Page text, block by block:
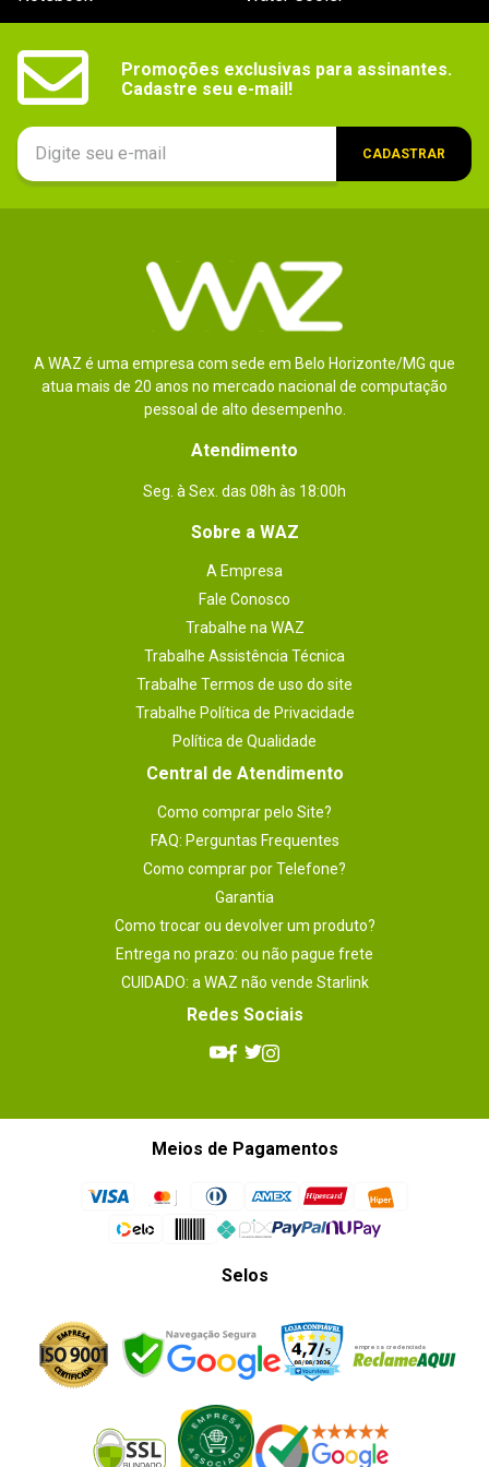
Promoções exclusivas para assinantes.
Cadastre seu e-mail!
CADASTRAR
A WAZ é uma empresa com sede em Belo Horizonte/MG que
atua mais de 20 anos no mercado nacional de computação
pessoal de alto desempenho.
Atendimento
Seg. à Sex. das 08h às 18:00h
Sobre a WAZ
A Empresa
Fale Conosco
Trabalhe na WAZ
Trabalhe Assistência Técnica
Trabalhe Termos de uso do site
Trabalhe Política de Privacidade
Política de Qualidade
Central de Atendimento
Como comprar pelo Site?
FAQ: Perguntas Frequentes
Como comprar por Telefone?
Garantia
Como trocar ou devolver um produto?
Entrega no prazo: ou não pague frete
CUIDADO: a WAZ não vende Starlink
Redes Sociais
Meios de Pagamentos
Selos